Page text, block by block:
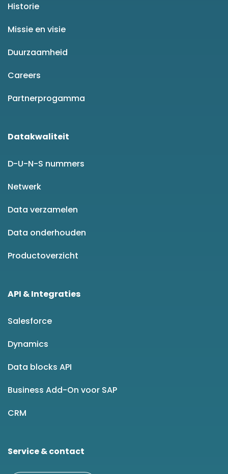
Historie
Missie en visie
Duurzaamheid
Careers
Partnerprogamma
Datakwaliteit
D-U-N-S nummers
Netwerk
Data verzamelen
Data onderhouden
Productoverzicht
API & Integraties
Salesforce
Dynamics
Data blocks API
Business Add-On voor SAP
CRM
Service & contact